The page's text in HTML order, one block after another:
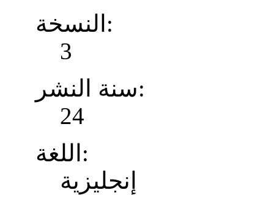
النسخة:
3
سنة النشر:
24
اللغة:
إنجليزية